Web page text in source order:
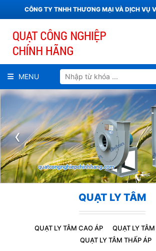
CÔNG TY TNHH THƯƠNG MẠI VÀ DỊCH VỤ
MENU
‹
QUẠT LY TÂM
QUẠT LY TÂM CAO ÁP
QUẠT LY
QUẠT LY TÂM THẤP ÁP